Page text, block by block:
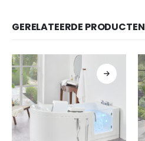
GERELATEERDE PRODUCTEN